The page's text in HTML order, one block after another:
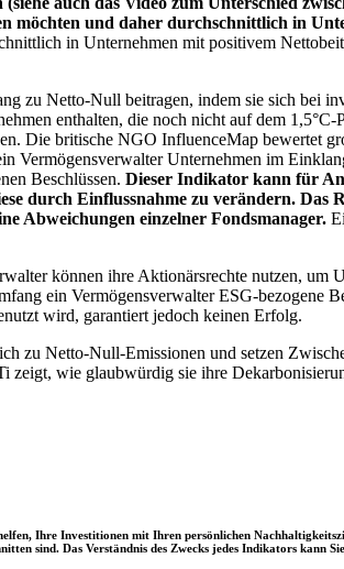
und daher durchschnittlich in
in Unternehmen mit positivem
zu Netto-Null beitragen, indem sie sich bei
enthalten, die noch nicht auf dem
Die britische NGO InfluenceMap bewertet
Vermögensverwalter Unternehmen im
Beschlüssen. Dieser Indikator kann für
durch Einflussnahme zu verändern. Das
Abweichungen einzelner Fondsmanager.
können ihre Aktionärsrechte nutzen,
ein Vermögensverwalter ESG-bezogene
wird, garantiert jedoch keinen Erfolg.
zu Netto-Null-Emissionen und setzen
wie glaubwürdig sie ihre
Ihre Investitionen mit Ihren persönlichen
sind. Das Verständnis des Zwecks jedes Indikators